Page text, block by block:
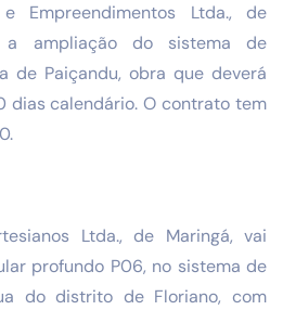
Empreendimentos Ltda., de
a ampliação do sistema de
de Paiçandu, obra que deverá
dias calendário. O contrato tem
Ltda., de Maringá, vai
profundo P06, no sistema de
do distrito de Floriano, com